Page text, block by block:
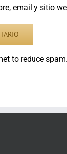
email y sitio
to reduce spam.